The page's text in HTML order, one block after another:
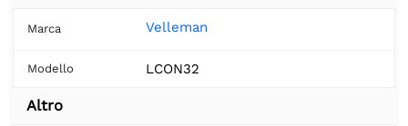
Marca Velleman
Modello LCON32
Altro